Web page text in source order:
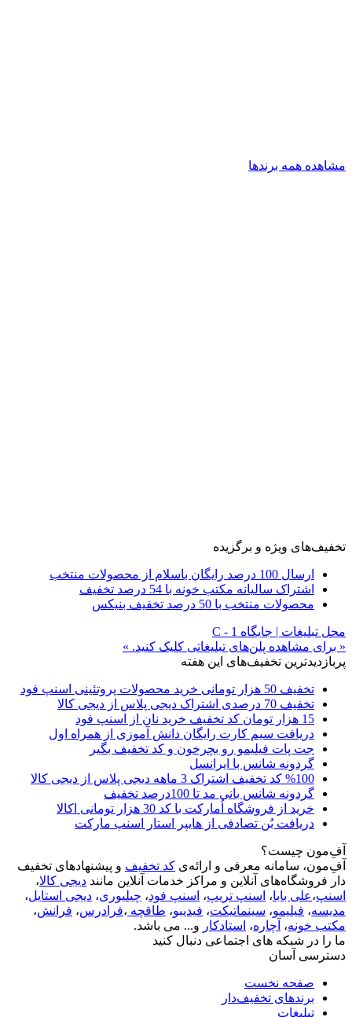
مشاهده همه برندها
تخفیف‌های ویژه و برگزیده
ارسال 100 درصد رایگان باسلام از محصولات منتخب
اشتراک سالیانه مکتب خونه با 54 درصد تخفیف
محصولات منتخب با 50 درصد تخفیف بنیکس
محل تبلیغات | جایگاه C - 1
« برای مشاهده پلن‌های تبلیغاتی کلیک کنید. »
پربازدیدترین تخفیف‌های این هفته
تخفیف 50 هزار تومانی خرید محصولات پروتئینی اسنپ فود
تخفیف 70 درصدی اشتراک دیجی پلاس از دیجی کالا
15 هزار تومان کد تخفیف خرید نان از اسنپ فود
دریافت سیم کارت رایگان دانش آموزی از همراه اول
جت پات فیلیمو رو بچرخون و کد تخفیف بگیر
گردونه شانس با ایرانسل
%100 کد تخفیف اشتراک 3 ماهه دیجی پلاس از دیجی کالا
گردونه شانس بانی مد تا 100درصد تخفیف
خرید از فروشگاه اُمارکت با کد 30 هزار تومانی اکالا
دریافت بُن تصادفی از هایپر استار اسنپ مارکت
آفِ‌مون چیست؟
آفِ‌مون، سامانه معرفی و ارائه‌ی کد تخفیف و پیشنهادهای تخفیف
دار فروشگاه‌های آنلاین و مراکز خدمات آنلاین مانند دیجی کالا،
اسنپ،علی بابا، اسنپ تریپ، اسنپ فود، چیلیوری، دیجی استایل،
مدیسه، فیلیمو، سینماتیکت، فیدیبو، طاقچه ،فرادرس، فرانش،
مکتب خونه، آچاره، استادکار و... می باشد.
ما را در شبکه های اجتماعی دنبال کنید
دسترسی آسان
صفحه نخست
برندهای تخفیف‌دار
تبلیغات